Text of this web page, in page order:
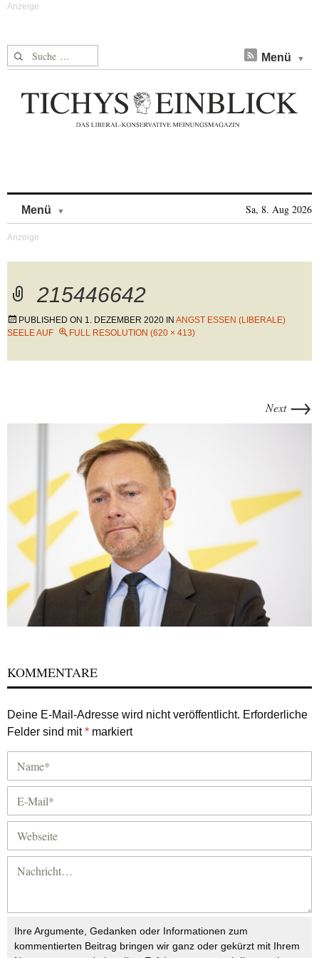
Suche nach: Menü
Menü Sa, 8. Aug 2026
215446642
PUBLISHED ON 1. DEZEMBER 2020 IN ANGST ESSEN (LIBERALE)
SEELE AUF
FULL RESOLUTION (620 × 413)
Next →
KOMMENTARE
Deine E-Mail-Adresse wird nicht veröffentlicht. Erforderliche
Felder sind mit* markiert
Ihre Argumente, Gedanken oder Informationen zum
kommentierten Beitrag bringen wir ganz oder gekürzt mit Ihrem